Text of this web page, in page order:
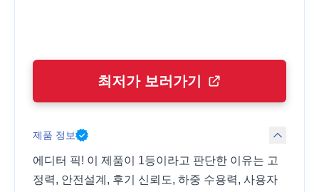
최저가 보러가기
제품 정보
에디터 픽! 이 제품이 1등이라고 판단한 이유는 고
정력, 안전설계, 후기 신뢰도, 하중 수용력, 사용자